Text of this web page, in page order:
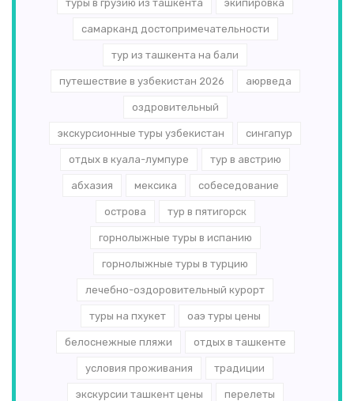
туры в грузию из ташкента экипировка
самарканд достопримечательности
тур из ташкента на бали
путешествие в узбекистан 2026 аюрведа
оздровительный
экскурсионные туры узбекистан сингапур
отдых в куала-лумпуре тур в австрию
абхазия мексика собеседование
острова тур в пятигорск
горнолыжные туры в испанию
горнолыжные туры в турцию
лечебно-оздоровительный курорт
туры на пхукет оаэ туры цены
белоснежные пляжи отдых в ташкенте
условия проживания традиции
экскурсии ташкент цены перелеты